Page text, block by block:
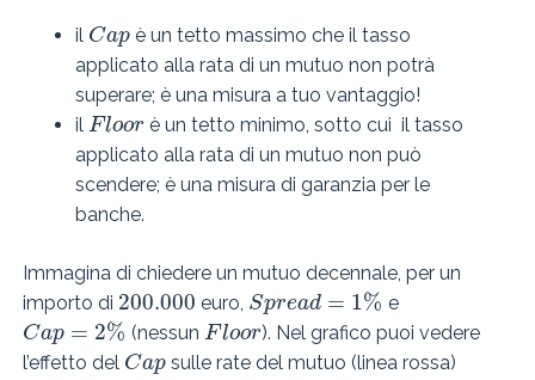
il Capè un tetto massimo che il tasso
applicato alla rata di un mutuo non potrà
superare; è una misura a tuo vantaggio!
il Floor è un tetto minimo, sotto cui il tasso
applicato alla rata di un mutuo non può
scendere; è una misura di garanzia per le
banche.
Immagina di chiedere un mutuo decennale, per un
importo di 200.000 euro, Spread = 1% e
Cap = 2% (nessunFloor). Nel grafico puoi vedere
l’effetto del Capsulle rate del mutuo (linea rossa)